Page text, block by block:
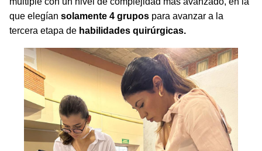
que elegían solamente 4 grupos para avanzar a la
tercera etapa de habilidades quirúrgicas.